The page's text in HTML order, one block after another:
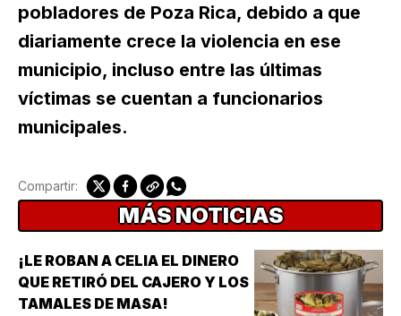
pobladores de Poza Rica, debido a que
diariamente crece la violencia en ese
municipio, incluso entre las últimas
víctimas se cuentan a funcionarios
municipales.
Compartir:
MÁS NOTICIAS
¡LE ROBAN A CELIA EL DINERO
QUE RETIRÓ DEL CAJERO Y LOS
TAMALES DE MASA!